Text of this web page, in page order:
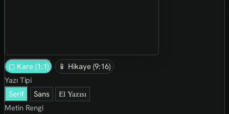
◻ Kare (1:1)
📱 Hikaye (9:16)
Yazı Tipi
Serif
Sans El Yazısı
Metin Rengi